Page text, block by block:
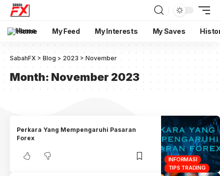
Home My Feed My Interests My Saves
SabahFX > Blog >2023 >November
Month: November 2023
INFORMASI
TIPS TRADING
Perkara Yang Mempengaruhi Pasaran
Forex